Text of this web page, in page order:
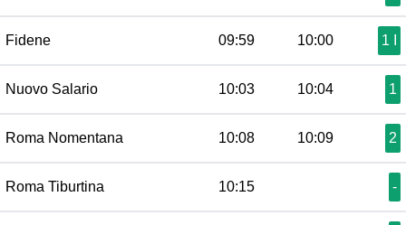
Fidene 09:59 10:00 1 I
Nuovo Salario 10:03 10:04 1
Roma Nomentana 10:08 10:09 2
Roma Tiburtina 10:15 -